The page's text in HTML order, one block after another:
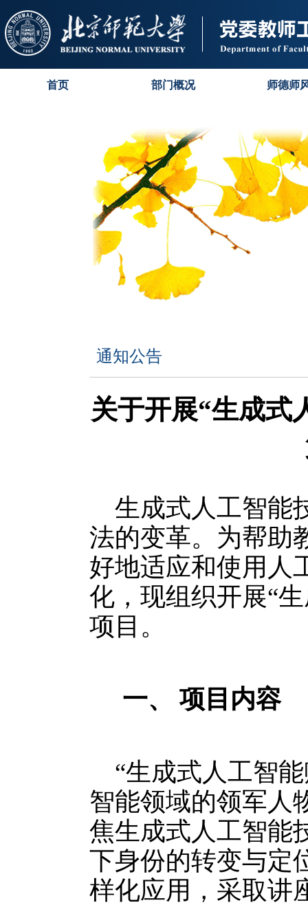
首页 部门概况 师德师
通知公告
关于开展“生成式
生成式人工智能
法的变革。为帮助
好地适应和使用人
化，现组织开展“
项目。
一、 项目内容
“生成式人工智
智能领域的领军人
焦生成式人工智能
下身份的转变与定
样化应用，采取讲